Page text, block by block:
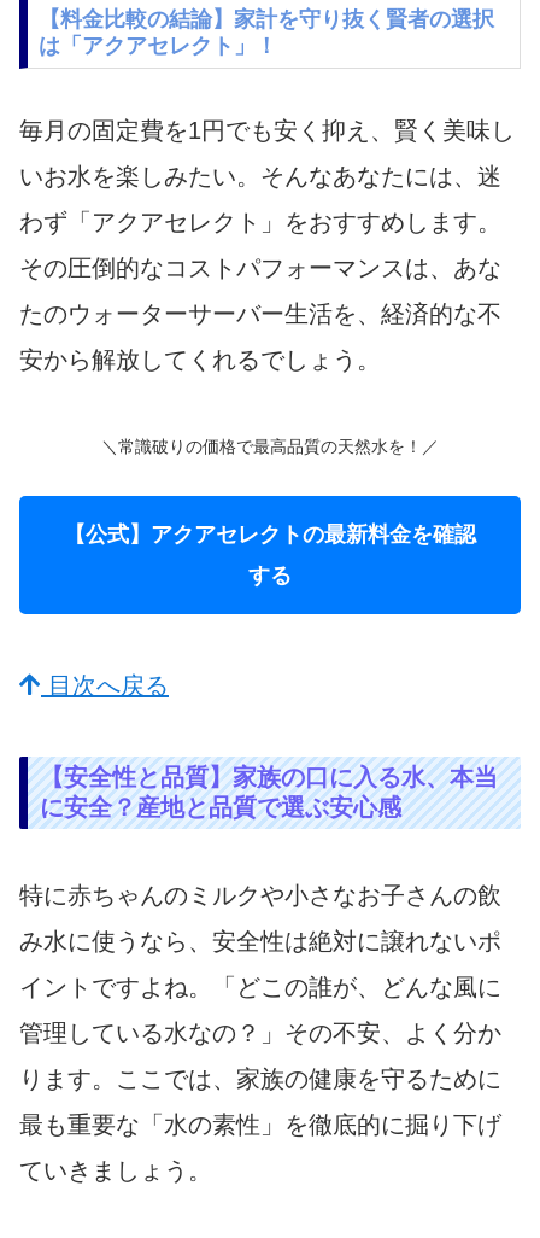
【料金比較の結論】家計を守り抜く賢者の選択
は「アクアセレクト」！
毎月の固定費を1円でも安く抑え、賢く美味し
いお水を楽しみたい。そんなあなたには、迷
わず「アクアセレクト」をおすすめします。
その圧倒的なコストパフォーマンスは、あな
たのウォーターサーバー生活を、経済的な不
安から解放してくれるでしょう。
＼常識破りの価格で最高品質の天然水を！／
【公式】アクアセレクトの最新料金を確認
する
目次へ戻る
【安全性と品質】家族の口に入る水、本当
に安全？産地と品質で選ぶ安心感
特に赤ちゃんのミルクや小さなお子さんの飲
み水に使うなら、安全性は絶対に譲れないポ
イントですよね。「どこの誰が、どんな風に
管理している水なの？」その不安、よく分か
ります。ここでは、家族の健康を守るために
最も重要な「水の素性」を徹底的に掘り下げ
ていきましょう。